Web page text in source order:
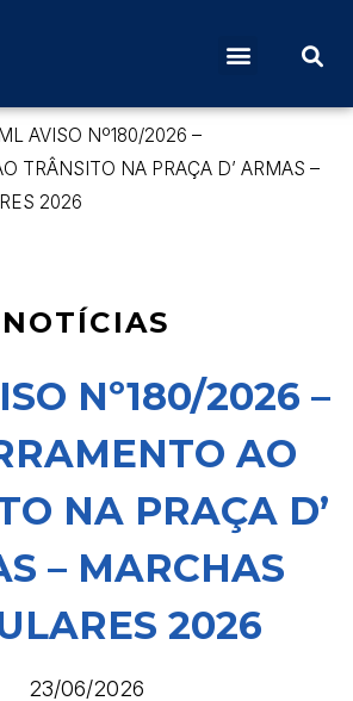
AVISO Nº180/2026 –
TRÂNSITO NA PRAÇA D’ ARMAS –
2026
NOTÍCIAS
Nº180/2026 –
AO
NA PRAÇA D’
– MARCHAS
2026
23/06/2026